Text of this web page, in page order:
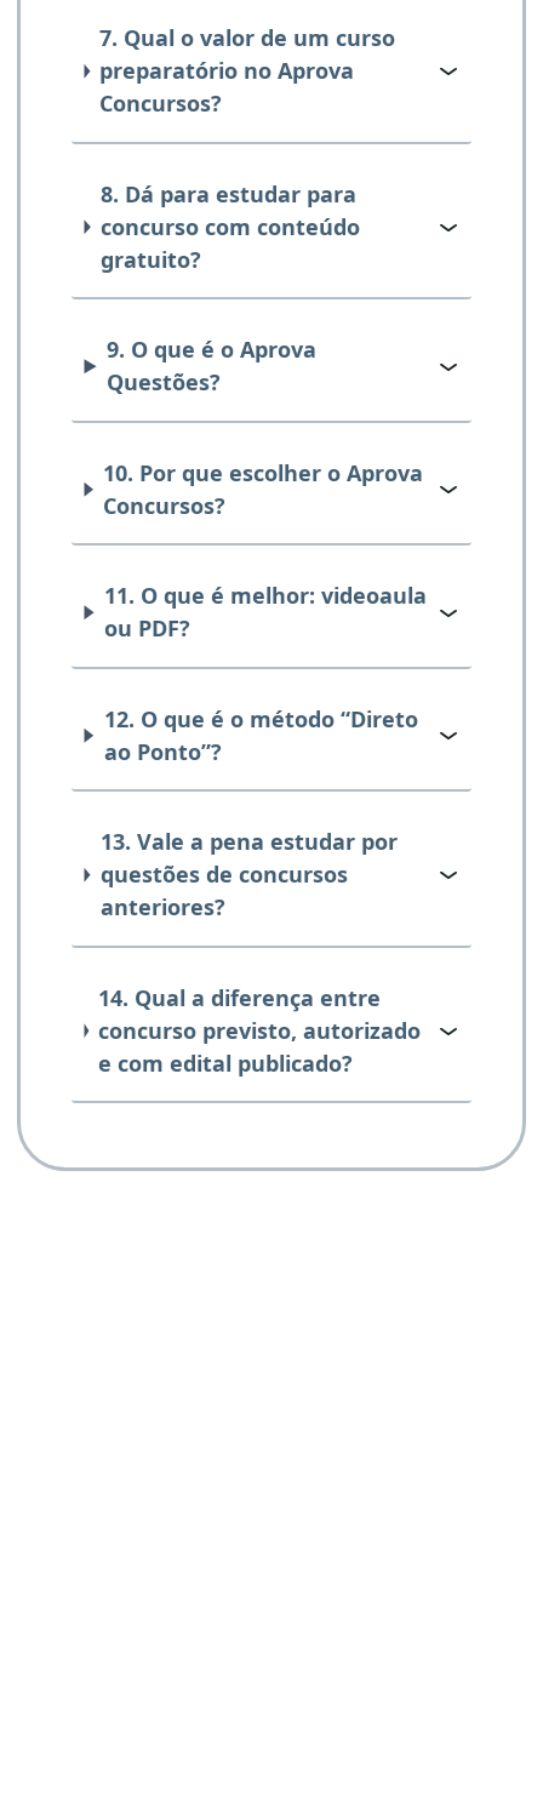
7. Qual o valor de um curso
preparatório no Aprova
Concursos?
8. Dá para estudar para
concurso com conteúdo
gratuito?
9. O que é o Aprova
Questões?
10. Por que escolher o Aprova
Concursos?
11. O que é melhor: videoaula
ou PDF?
12. O que é o método “Direto
ao Ponto”?
13. Vale a pena estudar por
questões de concursos
anteriores?
14. Qual a diferença entre
concurso previsto, autorizado
e com edital publicado?